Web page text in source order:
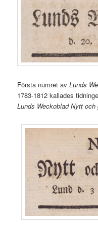
Första numret avLunds
1783-1812 kallades
Lunds Weckoblad Nytt och